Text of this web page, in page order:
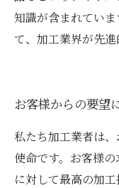
知識が含まれてい
て、加工業界が先進
お客様からの要望
私たち加工業者は
使命です。お客様
に対して最高の加